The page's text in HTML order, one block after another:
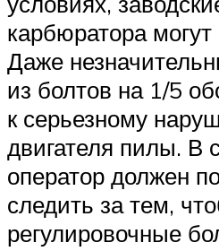
карбюратора
Даже
из болтов на 1/5
к серьезному
двигателя пилы. В
оператор должен
следить за тем,
регулировочные